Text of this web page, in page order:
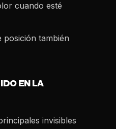
cuando esté
posición también
EN LA
invisibles